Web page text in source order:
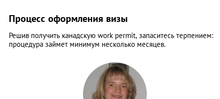
Процесс оформления визы
Решив получить канадскую work permit, запаситесь терпением:
процедура займет минимум несколько месяцев.